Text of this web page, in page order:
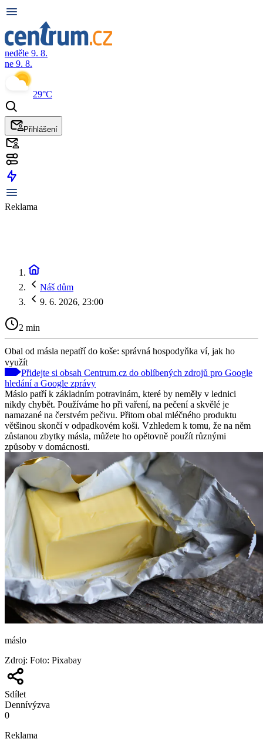
neděle 9. 8.
ne 9. 8.
29°C
Přihlášení
Reklama
Náš dům
9. 6. 2026, 23:00
2 min
Obal od másla nepatří do koše: správná hospodyňka ví, jak ho
využít
Přidejte si obsah Centrum.cz do oblíbených zdrojů pro Google
hledání a Google zprávy
Máslo patří k základním potravinám, které by neměly v lednici
nikdy chybět. Používáme ho při vaření, na pečení a skvělé je
namazané na čerstvém pečivu. Přitom obal mléčného produktu
většinou skončí v odpadkovém koši. Vzhledem k tomu, že na něm
zůstanou zbytky másla, můžete ho opětovně použít různými
způsoby v domácnosti.
máslo
Zdroj: Foto: Pixabay
Sdílet
Dennívýzva
0
Reklama